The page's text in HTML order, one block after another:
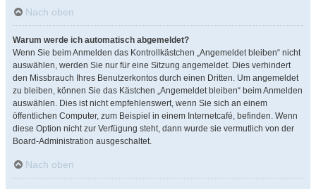
Nach oben
Warum werde ich automatisch abgemeldet?
Wenn Sie beim Anmelden das Kontrollkästchen „Angemeldet bleiben“ nicht
auswählen, werden Sie nur für eine Sitzung angemeldet. Dies verhindert
den Missbrauch Ihres Benutzerkontos durch einen Dritten. Um angemeldet
zu bleiben, können Sie das Kästchen „Angemeldet bleiben“ beim Anmelden
auswählen. Dies ist nicht empfehlenswert, wenn Sie sich an einem
öffentlichen Computer, zum Beispiel in einem Internetcafé, befinden. Wenn
diese Option nicht zur Verfügung steht, dann wurde sie vermutlich von der
Board-Administration ausgeschaltet.
Nach oben